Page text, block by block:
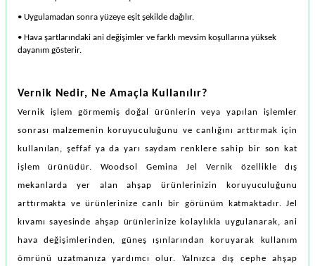
• Uygulamadan sonra yüzeye eşit şekilde dağılır.
• Hava şartlarındaki ani değişimler ve farklı mevsim koşullarına yüksek
dayanım gösterir.
Vernik Nedir, Ne Amaçla Kullanılır?
Vernik işlem görmemiş doğal ürünlerin veya yapılan işlemler
sonrası malzemenin koruyuculuğunu ve canlığını arttırmak için
kullanılan, şeffaf ya da yarı saydam renklere sahip bir son kat
işlem ürünüdür. Woodsol Gemina Jel Vernik özellikle dış
mekanlarda yer alan ahşap ürünlerinizin koruyuculuğunu
arttırmakta ve ürünlerinize canlı bir görünüm katmaktadır. Jel
kıvamı sayesinde ahşap ürünlerinize kolaylıkla uygulanarak, ani
hava değişimlerinden, güneş ışınlarından koruyarak kullanım
ömrünü uzatmanıza yardımcı olur. Yalnızca dış cephe ahşap